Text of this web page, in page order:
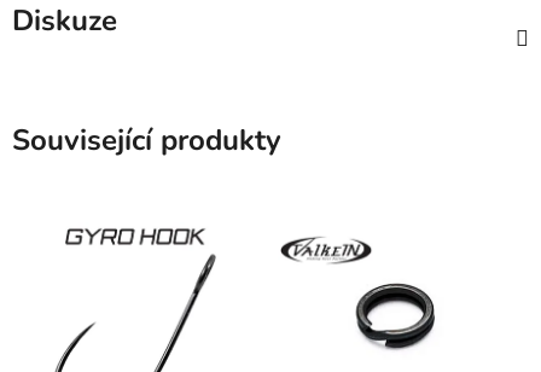
Diskuze
Související produkty